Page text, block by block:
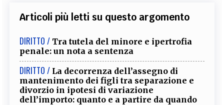
Articoli più letti su questo argomento
DIRITTO / Tra tutela del minore e ipertrofia
penale: un nota a sentenza
DIRITTO / La decorrenza dell’assegno di
mantenimento dei figli tra separazione e
divorzio in ipotesi di variazione
dell’importo: quanto e a partire da quando